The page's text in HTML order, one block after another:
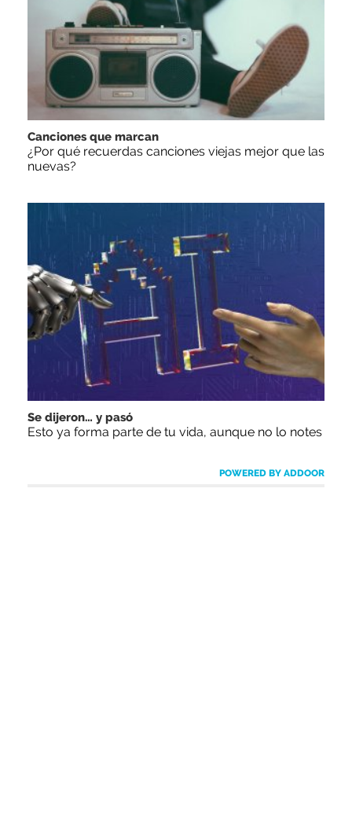
Canciones que marcan
¿Por qué recuerdas canciones viejas mejor que las
nuevas?
Se dijeron… y pasó
Esto ya forma parte de tu vida, aunque no lo notes
POWERED BY ADDOOR